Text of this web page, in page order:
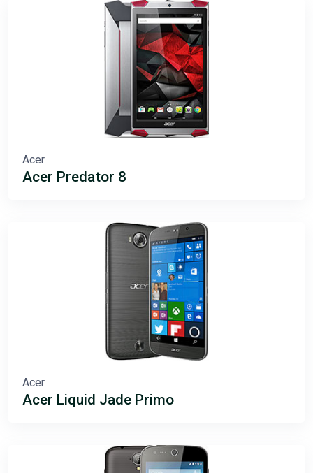
Acer
Acer Predator 8
Acer
Acer Liquid Jade Primo